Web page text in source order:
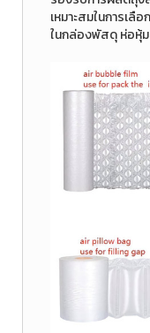
เหมาะสมในการเลื
ในกล่องพัสดุ ห่อหุ้